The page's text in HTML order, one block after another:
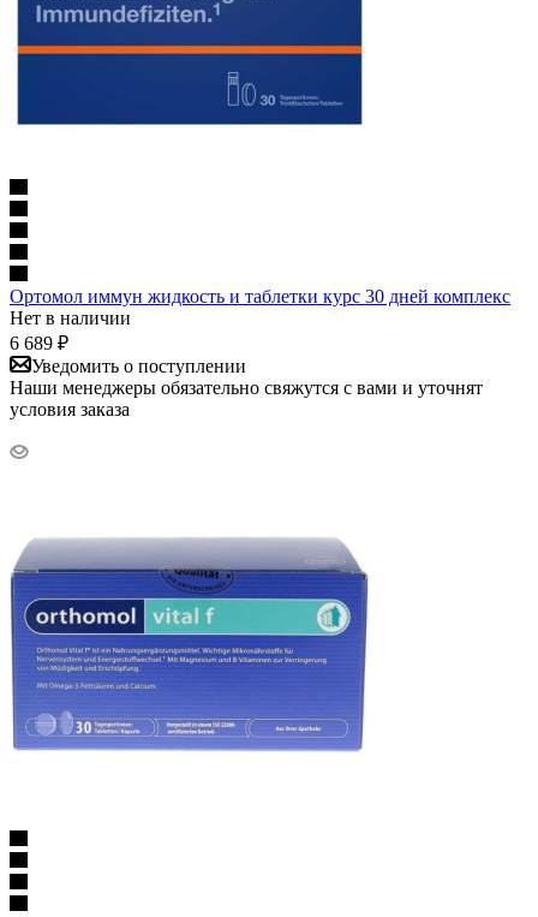
Ортомол иммун жидкость и таблетки курс 30 дней комплекс
Нет в наличии
6 689 ₽
Уведомить о поступлении
Наши менеджеры обязательно свяжутся с вами и уточнят
условия заказа